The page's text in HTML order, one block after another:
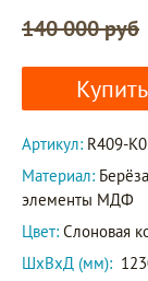
140 000 руб
Купить
Артикул: R409-
Материал:
элементы МДФ
Цвет: Слоновая
ШxВxД (мм):